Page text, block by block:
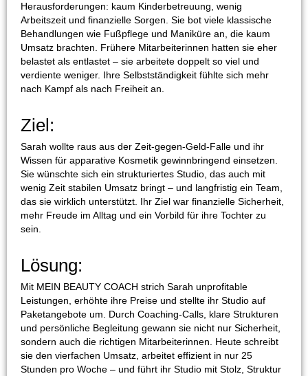
Herausforderungen: kaum Kinderbetreuung, wenig
Arbeitszeit und finanzielle Sorgen. Sie bot viele klassische
Behandlungen wie Fußpflege und Maniküre an, die kaum
Umsatz brachten. Frühere Mitarbeiterinnen hatten sie eher
belastet als entlastet – sie arbeitete doppelt so viel und
verdiente weniger. Ihre Selbstständigkeit fühlte sich mehr
nach Kampf als nach Freiheit an.
Ziel:
Sarah wollte raus aus der Zeit-gegen-Geld-Falle und ihr
Wissen für apparative Kosmetik gewinnbringend einsetzen.
Sie wünschte sich ein strukturiertes Studio, das auch mit
wenig Zeit stabilen Umsatz bringt – und langfristig ein Team,
das sie wirklich unterstützt. Ihr Ziel war finanzielle Sicherheit,
mehr Freude im Alltag und ein Vorbild für ihre Tochter zu
sein.
Lösung:
Mit MEIN BEAUTY COACH strich Sarah unprofitable
Leistungen, erhöhte ihre Preise und stellte ihr Studio auf
Paketangebote um. Durch Coaching-Calls, klare Strukturen
und persönliche Begleitung gewann sie nicht nur Sicherheit,
sondern auch die richtigen Mitarbeiterinnen. Heute schreibt
sie den vierfachen Umsatz, arbeitet effizient in nur 25
Stunden pro Woche – und führt ihr Studio mit Stolz, Struktur